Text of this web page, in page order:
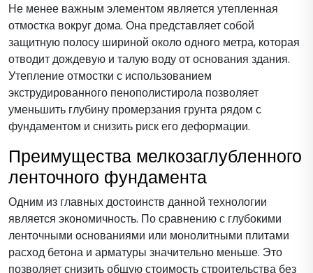
Не менее важным элементом является утепленная
отмостка вокруг дома. Она представляет собой
защитную полосу шириной около одного метра, которая
отводит дождевую и талую воду от основания здания.
Утепление отмостки с использованием
экструдированного пенополистирола позволяет
уменьшить глубину промерзания грунта рядом с
фундаментом и снизить риск его деформации.
Преимущества мелкозаглубленного
ленточного фундамента
Одним из главных достоинств данной технологии
является экономичность. По сравнению с глубокими
ленточными основаниями или монолитными плитами
расход бетона и арматуры значительно меньше. Это
позволяет снизить общую стоимость строительства без